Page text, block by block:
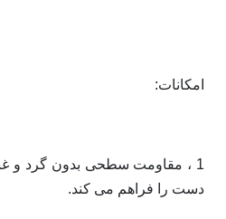
امکانات:
1 ، مقاومت سطحی بدون گرد و غبار و استاتیک ، مقاومت بین 10
دست را فراهم می کند.